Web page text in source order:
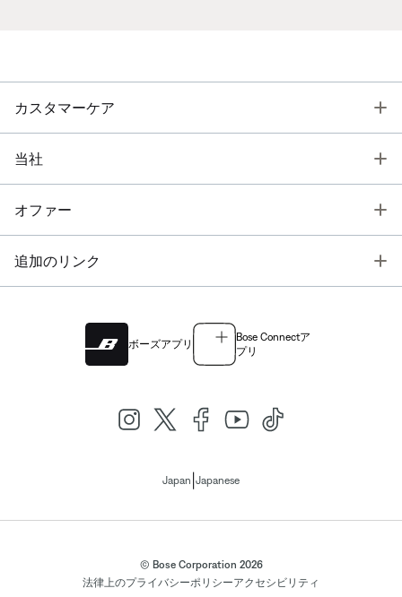
カスタマーケア
当社
オファー
追加のリンク
ボーズアプリ
Bose Connectア
プリ
Japan Japanese
© Bose Corporation 2026
法律上のプライバシーポリシーアクセシビリティ